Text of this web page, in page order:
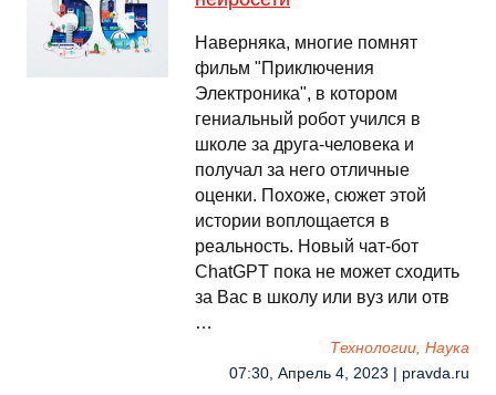
Наверняка, многие помнят
фильм "Приключения
Электроника", в котором
гениальный робот учился в
школе за друга-человека и
получал за него отличные
оценки. Похоже, сюжет этой
истории воплощается в
реальность. Новый чат-бот
ChatGPT пока не может сходить
за Вас в школу или вуз или отв
…
Технологии, Наука
07:30, Апрель 4, 2023 | pravda.ru